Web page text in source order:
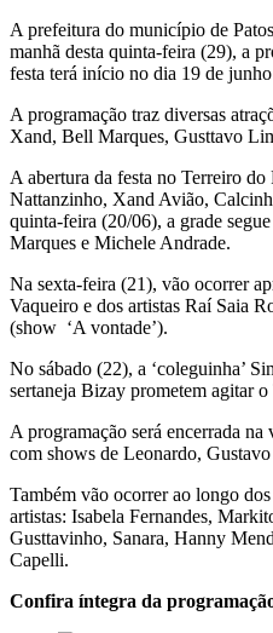
A prefeitura do município de
manhã desta quinta-feira (29), a
festa terá início no dia 19 de
A programação traz diversas
Xand, Bell Marques, Gusttavo
A abertura da festa no Terreiro
Nattanzinho, Xand Avião,
quinta-feira (20/06), a grade
Marques e Michele Andrade.
Na sexta-feira (21), vão ocorrer
Vaqueiro e dos artistas Raí Saia
(show ‘A vontade’).
No sábado (22), a ‘coleguinha’
sertaneja Bizay prometem agitar
A programação será encerrada na
com shows de Leonardo,
Também vão ocorrer ao longo
artistas: Isabela Fernandes,
Gusttavinho, Sanara, Hanny
Capelli.
Confira íntegra da